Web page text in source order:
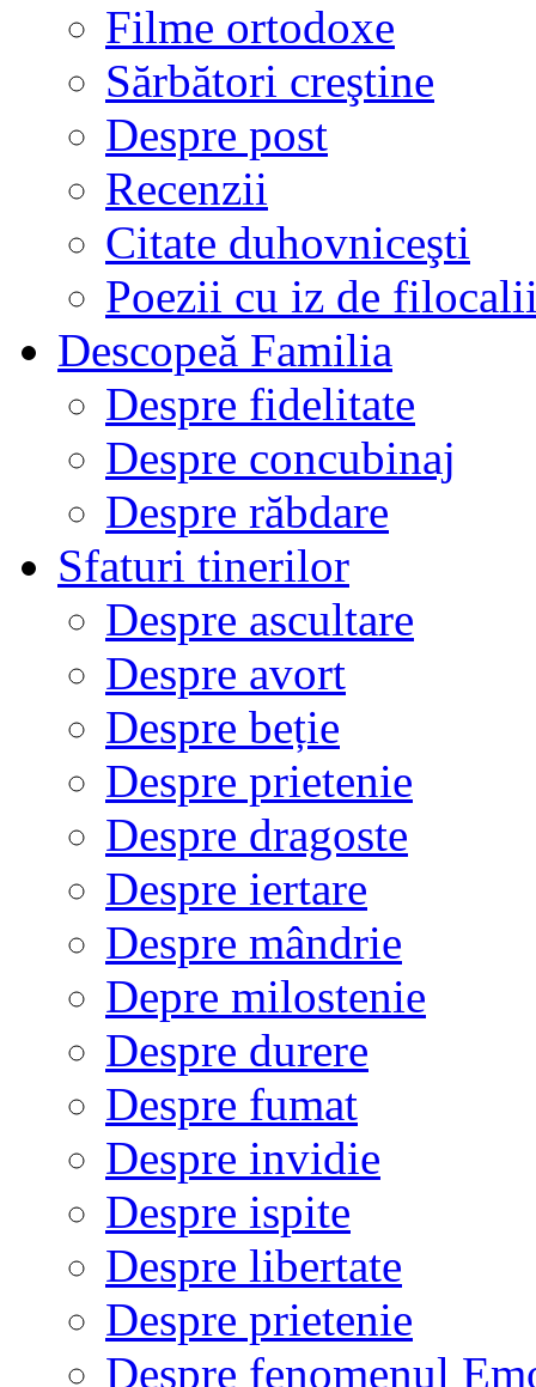
Filme ortodoxe
Sărbători creştine
Despre post
Recenzii
Citate duhovniceşti
Poezii cu iz de
Descopeă Familia
Despre fidelitate
Despre concubinaj
Despre răbdare
Sfaturi tinerilor
Despre ascultare
Despre avort
Despre beție
Despre prietenie
Despre dragoste
Despre iertare
Despre mândrie
Depre milostenie
Despre durere
Despre fumat
Despre invidie
Despre ispite
Despre libertate
Despre prietenie
Despre fenomenul